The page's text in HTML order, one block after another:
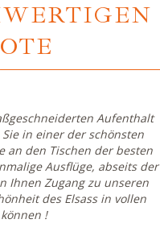
Aufenthalt
in einer der schönsten
an den Tischen der besten
Ausflüge, abseits der
Ihnen Zugang zu unseren
des Elsass in vollen
!